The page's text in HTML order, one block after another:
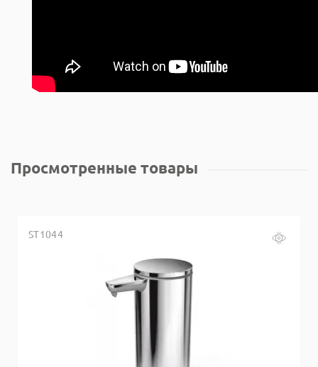
Просмотренные товары
ST1044